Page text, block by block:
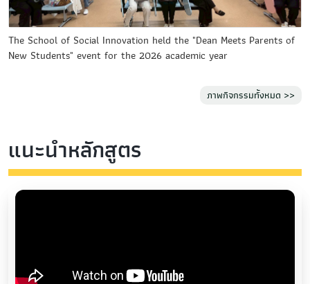
The School of Social Innovation held the "Dean Meets Parents of
New Students" event for the 2026 academic year
ภาพกิจกรรมทั้งหมด >>
แนะนำหลักสูตร